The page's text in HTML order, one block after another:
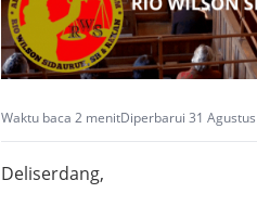
t
a
Waktu baca 2 menitDiperbarui 31
Deliserdang,